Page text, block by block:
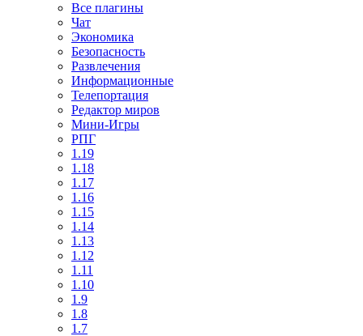
Все плагины
Чат
Экономика
Безопасность
Развлечения
Информационные
Телепортация
Редактор миров
Мини-Игры
РПГ
1.19
1.18
1.17
1.16
1.15
1.14
1.13
1.12
1.11
1.10
1.9
1.8
1.7